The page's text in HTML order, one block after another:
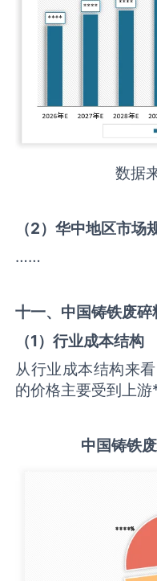
数据
（2）华中地区市场
……
十一、中国铸铁废碎
（1）行业成本结构
从行业成本结构来
的价格主要受到上
中国铸铁